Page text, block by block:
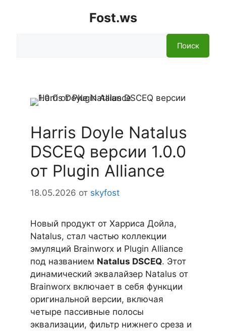
Fost.ws
Поиск
Harris Doyle Natalus
DSCEQ версии 1.0.0
от Plugin Alliance
18.05.2026 от skyfost
Новый продукт от Харриса Дойла,
Natalus, стал частью коллекции
эмуляций Brainworx и Plugin Alliance
под названием Natalus DSCEQ. Этот
динамический эквалайзер Natalus от
Brainworx включает в себя функции
оригинальной версии, включая
четыре пассивные полосы
эквализации, фильтр нижнего среза и